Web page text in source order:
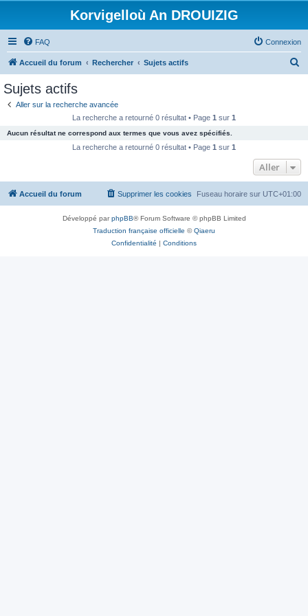
Korvigelloù An DROUIZIG
FAQ Connexion
Accueil du forum Rechercher Sujets actifs
c
e
Sujets actifs
Aller sur la recherche avancée
La recherche a retourné 0 résultat • Page 1 sur 1
Aucun résultat ne correspond aux termes que vous avez spécifiés.
La recherche a retourné 0 résultat • Page 1 sur 1
Aller
Accueil du forum Fuseau horaire sur UTC+01:00
Supprimer les cookies
Développé parphpBB® Forum Software © phpBB Limited
Traduction française officielle ©Qiaeru
Confidentialité | Conditions